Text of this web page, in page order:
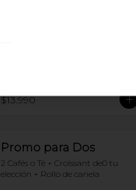
$13.990
Promo para Dos
2 Cafés o Té + Croissant de0 tu
elección + Rollo de canela